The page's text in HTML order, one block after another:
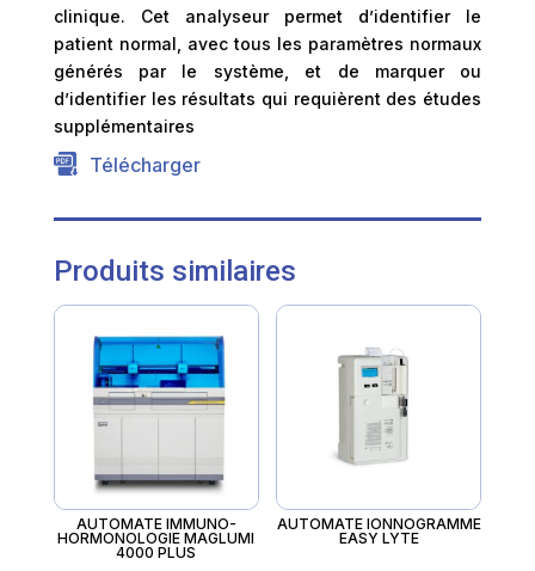
clinique. Cet analyseur permet d’identifier le
patient normal, avec tous les paramètres normaux
générés par le système, et de marquer ou
d’identifier les résultats qui requièrent des études
supplémentaires
Télécharger
Produits similaires
AUTOMATE IMMUNO-
HORMONOLOGIE MAGLUMI
4000 PLUS
AUTOMATE IONNOGRAMME
EASY LYTE